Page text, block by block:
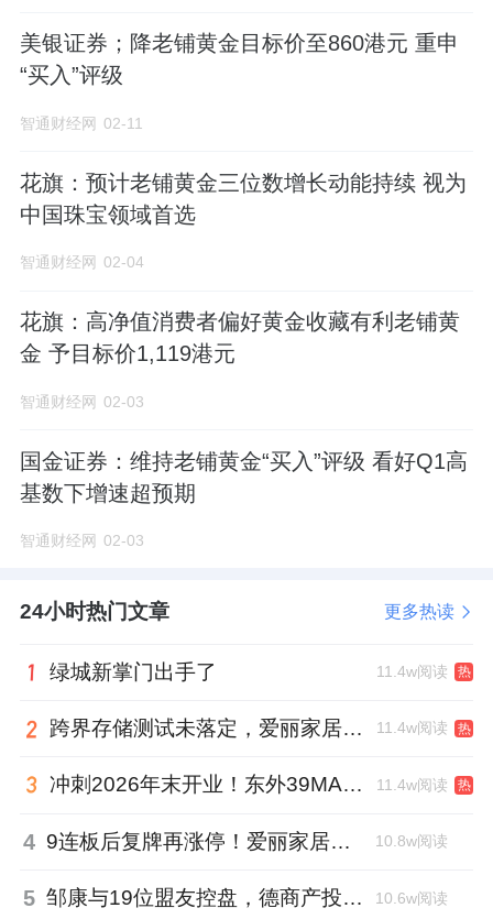
美银证券；降老铺黄金目标价至860港元 重申
“买入”评级
智通财经网 02-11
花旗：预计老铺黄金三位数增长动能持续 视为
中国珠宝领域首选
智通财经网 02-04
花旗：高净值消费者偏好黄金收藏有利老铺黄
金 予目标价1,119港元
智通财经网 02-03
国金证券：维持老铺黄金“买入”评级 看好Q1高
基数下增速超预期
智通财经网 02-03
24小时热门文章 更多热读
绿城新掌门出手了 11.4w阅读 热
跨界存储测试未落定，爱丽家居复牌前自揭多重风险 11.4w阅读 热
冲刺2026年末开业！东外39MALL全球招商启幕，重构东直门商圈格局 11.4w阅读 热
4 9连板后复牌再涨停！爱丽家居市盈率318倍，跨界收购案尚未落地 10.8w阅读
5 邹康与19位盟友控盘，德商产投服务散户绝迹 10.6w阅读